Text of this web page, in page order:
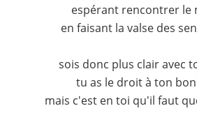
espérant rencontrer le
en faisant la valse des
sois donc plus clair avec
tu as le droit à ton
mais c'est en toi qu'il faut